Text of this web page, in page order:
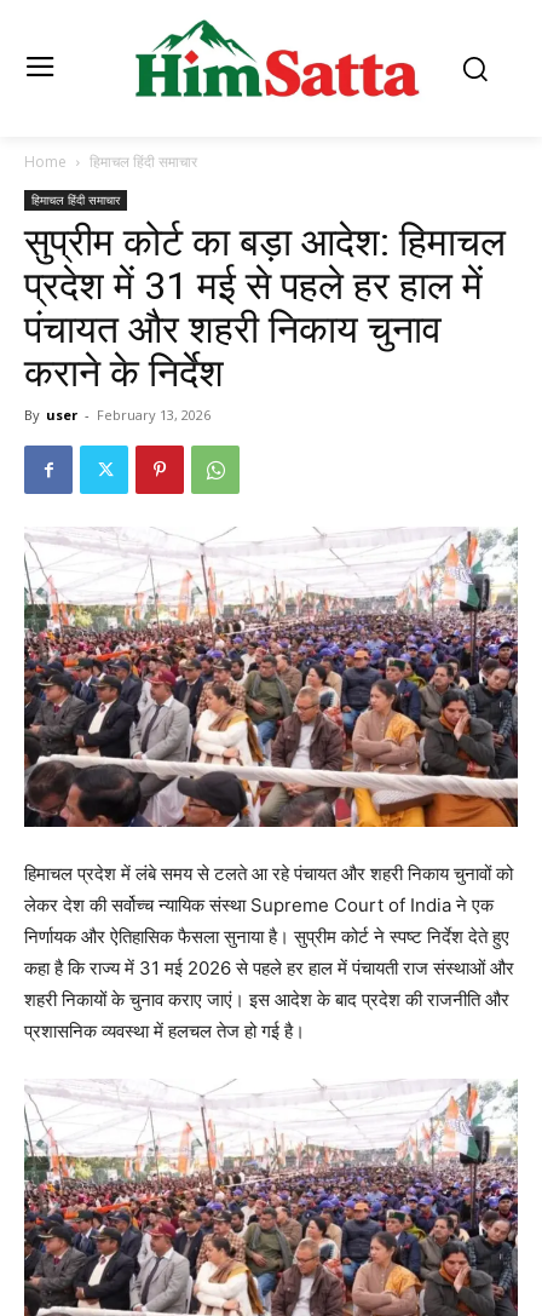
Home हिमाचल हिंदी समाचार
हिमाचल हिंदी समाचार
सुप्रीम कोर्ट का बड़ा आदेश: हिमाचल
प्रदेश में 31 मई से पहले हर हाल में
पंचायत और शहरी निकाय चुनाव
कराने के निर्देश
By user - February 13, 2026
हिमाचल प्रदेश में लंबे समय से टलते आ रहे पंचायत और शहरी निकाय चुनावों को
लेकर देश की सर्वोच्च न्यायिक संस्था Supreme Court of India ने एक
निर्णायक और ऐतिहासिक फैसला सुनाया है। सुप्रीम कोर्ट ने स्पष्ट निर्देश देते हुए
कहा है कि राज्य में 31 मई 2026 से पहले हर हाल में पंचायती राज संस्थाओं और
शहरी निकायों के चुनाव कराए जाएं। इस आदेश के बाद प्रदेश की राजनीति और
प्रशासनिक व्यवस्था में हलचल तेज हो गई है।